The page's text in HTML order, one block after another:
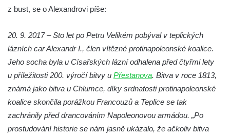
Socha Matka příroda v ZOO Hluboká
Socha Kudlanka v ZOO Hluboká
Socha Vlčice s mládětem v ZOO Hluboká
Socha Rys číhající na srnu v ZOO Hluboká
Socha Orlice v ZOO Hluboká
Socha Tygr v ZOO Hluboká
Socha Želva v ZOO Hluboká
z bust, se o Alexandrovi píše:
20. 9. 2017 – Sto let po Petru Velikém pobýval v teplických
lázních car Alexandr I., člen vítězné protinapoleonské koalice.
Jeho socha byla u Císařských lázní odhalena před čtyřmi lety
u příležitosti 200. výročí bitvy u Přestanova. Bitva v roce 1813,
známá jako bitva u Chlumce, díky srdnatosti protinapoleonské
koalice skončila porážkou Francouzů a Teplice se tak
zachránily před drancováním Napoleonovou armádou. „Po
prostudování historie se nám jasně ukázalo, že ačkoliv bitva